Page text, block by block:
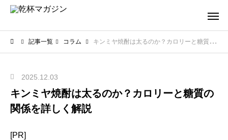
記事一覧 コラム キンミヤ焼酎は太るのか？カロリーと糖質の関係を詳しく解説
2025.12.03
キンミヤ焼酎は太るのか？カロリーと糖質の
関係を詳しく解説
[PR]